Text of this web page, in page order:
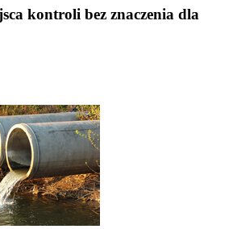
kontroli bez znaczenia dla